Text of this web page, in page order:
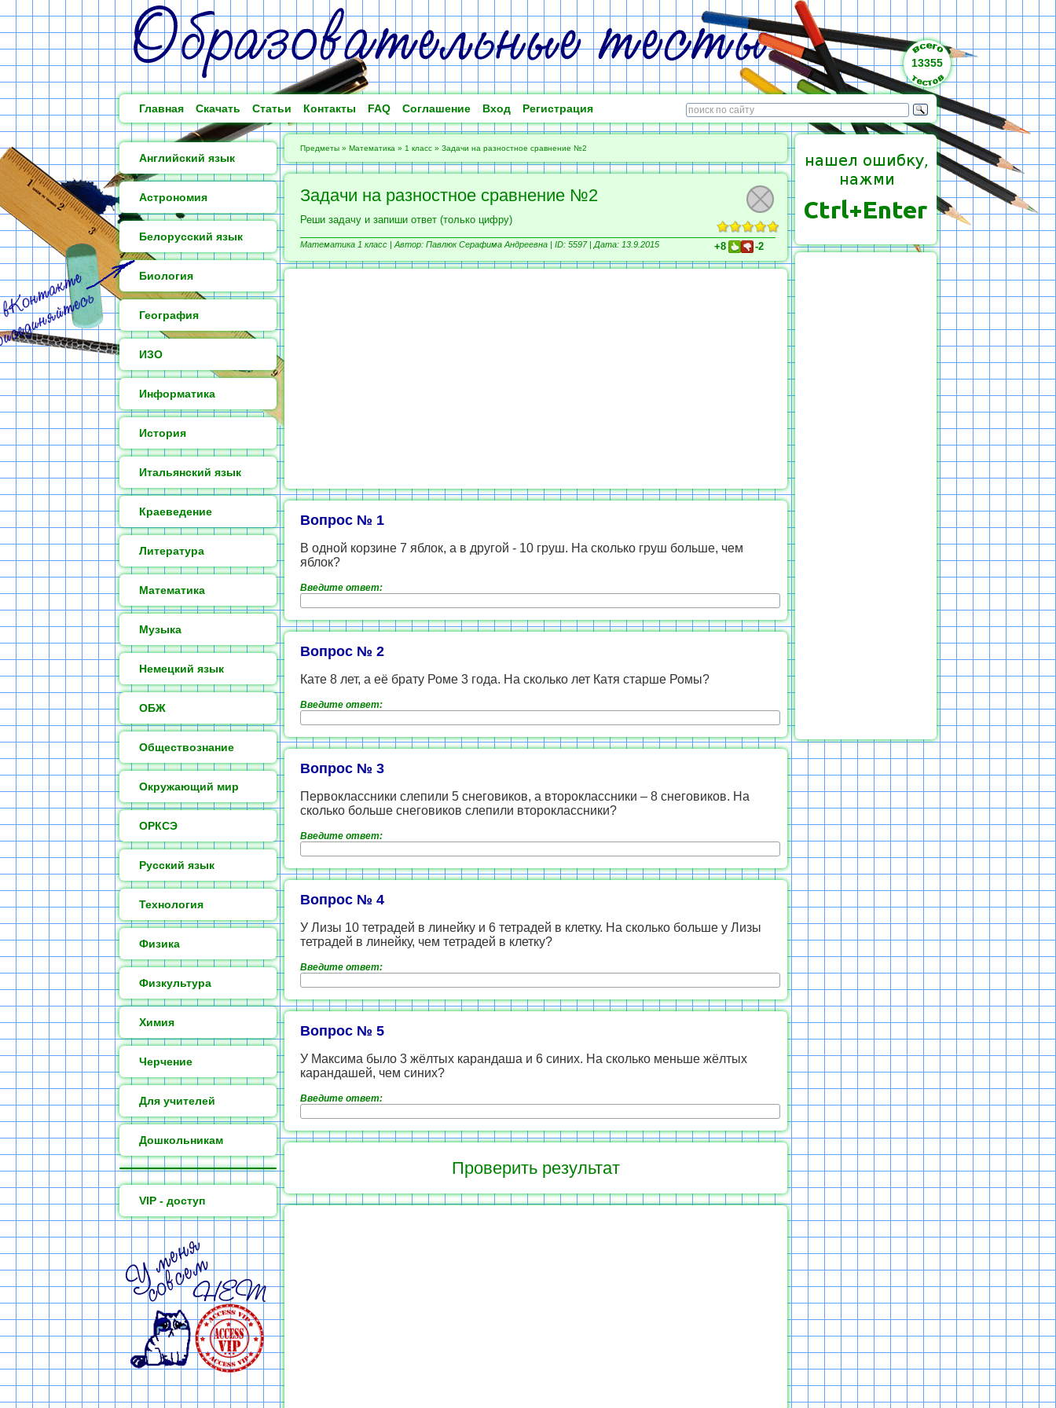
13355
Главная Скачать Статьи Контакты FAQ Соглашение Вход Регистрация
Английский язык
Астрономия
Белорусский язык
Биология
География
ИЗО
Информатика
История
Итальянский язык
Краеведение
Литература
Математика
Музыка
Немецкий язык
ОБЖ
Обществознание
Окружающий мир
ОРКСЭ
Русский язык
Технология
Физика
Физкультура
Химия
Черчение
Для учителей
Дошкольникам
VIP - доступ
Предметы » Математика » 1 класс » Задачи на разностное сравнение №2
Задачи на разностное сравнение №2
Реши задачу и запиши ответ (только цифру)
Математика 1 класс | Автор: Павлюк Серафима Андреевна | ID: 5597 | Дата: 13.9.2015 +8 -2
Вопрос № 1
В одной корзине 7 яблок, а в другой - 10 груш. На сколько груш больше, чем
яблок?
Введите ответ:
Вопрос № 2
Кате 8 лет, а её брату Роме 3 года. На сколько лет Катя старше Ромы?
Введите ответ:
Вопрос № 3
Первоклассники слепили 5 снеговиков, а второклассники – 8 снеговиков. На
сколько больше снеговиков слепили второклассники?
Введите ответ:
Вопрос № 4
У Лизы 10 тетрадей в линейку и 6 тетрадей в клетку. На сколько больше у Лизы
тетрадей в линейку, чем тетрадей в клетку?
Введите ответ:
Вопрос № 5
У Максима было 3 жёлтых карандаша и 6 синих. На сколько меньше жёлтых
карандашей, чем синих?
Введите ответ: